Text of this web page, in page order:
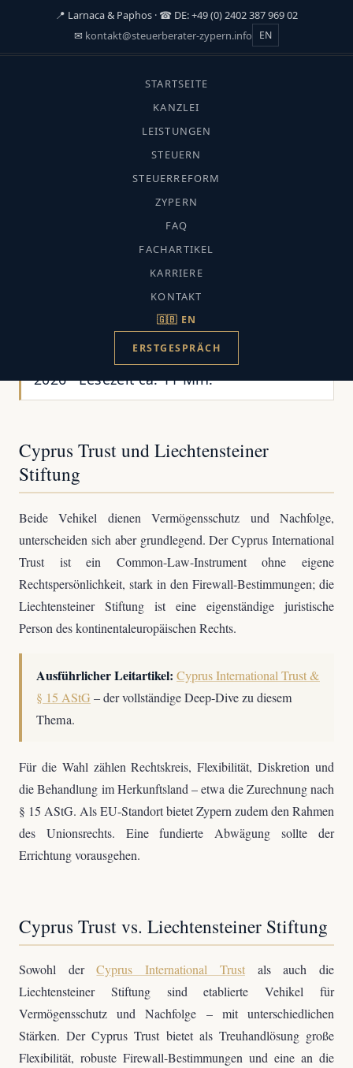
📍 Larnaca & Paphos · ☎ DE: +49 (0) 2402 387 969 02
✉ kontakt@steuerberater-zypern.info EN
STARTSEITE
KANZLEI
LEISTUNGEN
STEUERN
STEUERREFORM
ZYPERN
FAQ
FACHARTIKEL
KARRIERE
KONTAKT
🇬🇧 EN
ERSTGESPRÄCH
START
›
Trust & Stiftung
TRUST & STIFTUNG
LBG vs Liechtenstein
Stiftung: Der große Vergleich
CMC-Fachredaktion · Aktualisiert: Juli
2026 · Lesezeit ca. 11 Min.
Cyprus Trust und Liechtensteiner
Stiftung
Beide Vehikel dienen Vermögensschutz und Nachfolge,
unterscheiden sich aber grundlegend. Der Cyprus International
Trust ist ein Common-Law-Instrument ohne eigene
Rechtspersönlichkeit, stark in den Firewall-Bestimmungen; die
Liechtensteiner Stiftung ist eine eigenständige juristische
Person des kontinentaleuropäischen Rechts.
Ausführlicher Leitartikel: Cyprus International Trust &
§ 15 AStG – der vollständige Deep-Dive zu diesem
Thema.
Für die Wahl zählen Rechtskreis, Flexibilität, Diskretion und
die Behandlung im Herkunftsland – etwa die Zurechnung nach
§ 15 AStG. Als EU-Standort bietet Zypern zudem den Rahmen
des Unionsrechts. Eine fundierte Abwägung sollte der
Errichtung vorausgehen.
Cyprus Trust vs. Liechtensteiner Stiftung
Sowohl derCyprus International Trustals auch die
Liechtensteiner Stiftung sind etablierte Vehikel für
Vermögensschutz und Nachfolge – mit unterschiedlichen
Stärken. Der Cyprus Trust bietet als Treuhandlösung große
Flexibilität, robuste Firewall-Bestimmungen und eine an die